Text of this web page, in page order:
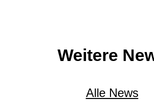
Weitere
Alle News